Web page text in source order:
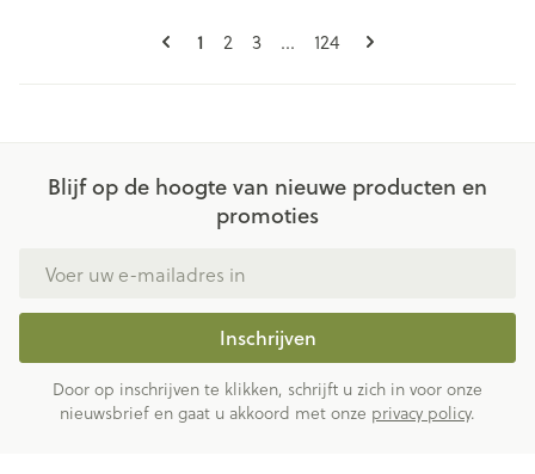
Pagina's
U lees momenteel pagina
1 Pagina
2 Pagina
3 ... Pagina
124
Blijf op de hoogte van nieuwe producten en
promoties
Inschrijven
Door op inschrijven te klikken, schrijft u zich in voor onze
nieuwsbrief en gaat u akkoord met onze privacy policy.